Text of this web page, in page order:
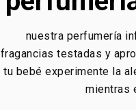
nuestra perfumería
fragancias testadas y
tu bebé experimente la
mientras